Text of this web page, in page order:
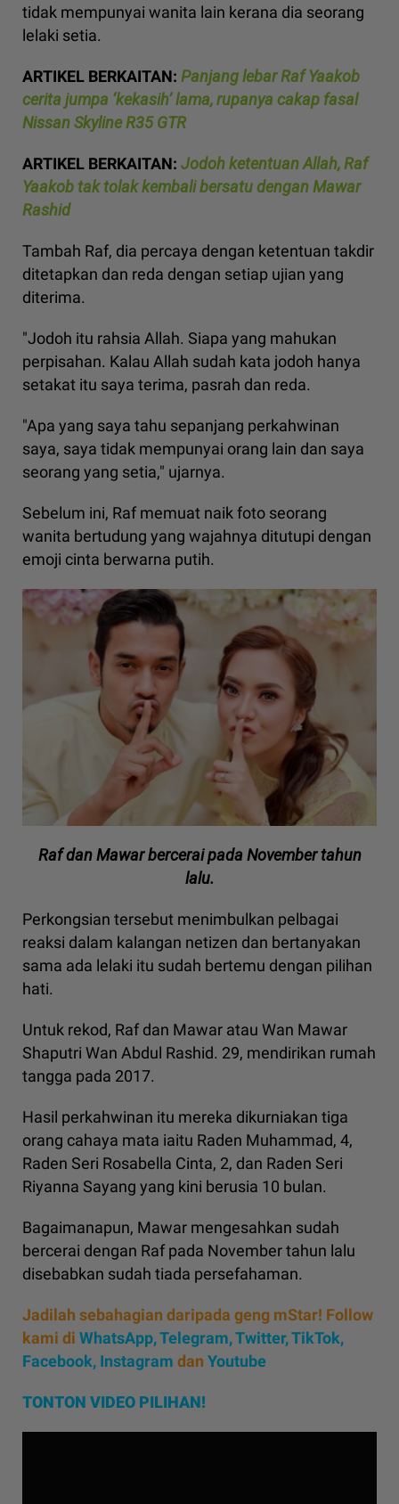
tidak mempunyai wanita lain kerana dia seorang
lelaki setia.
ARTIKEL BERKAITAN: Panjang lebar Raf Yaakob
cerita jumpa ‘kekasih’ lama, rupanya cakap fasal
Nissan Skyline R35 GTR
ARTIKEL BERKAITAN: Jodoh ketentuan Allah, Raf
Yaakob tak tolak kembali bersatu dengan Mawar
Rashid
Tambah Raf, dia percaya dengan ketentuan takdir
ditetapkan dan reda dengan setiap ujian yang
diterima.
"Jodoh itu rahsia Allah. Siapa yang mahukan
perpisahan. Kalau Allah sudah kata jodoh hanya
setakat itu saya terima, pasrah dan reda.
"Apa yang saya tahu sepanjang perkahwinan
saya, saya tidak mempunyai orang lain dan saya
seorang yang setia," ujarnya.
Sebelum ini, Raf memuat naik foto seorang
wanita bertudung yang wajahnya ditutupi dengan
emoji cinta berwarna putih.
Raf dan Mawar bercerai pada November tahun
lalu.
Perkongsian tersebut menimbulkan pelbagai
reaksi dalam kalangan netizen dan bertanyakan
sama ada lelaki itu sudah bertemu dengan pilihan
hati.
Untuk rekod, Raf dan Mawar atau Wan Mawar
Shaputri Wan Abdul Rashid. 29, mendirikan rumah
tangga pada 2017.
Hasil perkahwinan itu mereka dikurniakan tiga
orang cahaya mata iaitu Raden Muhammad, 4,
Raden Seri Rosabella Cinta, 2, dan Raden Seri
Riyanna Sayang yang kini berusia 10 bulan.
Bagaimanapun, Mawar mengesahkan sudah
bercerai dengan Raf pada November tahun lalu
disebabkan sudah tiada persefahaman.
Jadilah sebahagian daripada geng mStar! Follow
kami di WhatsApp,Telegram,Twitter,TikTok,
Facebook, Instagram dan Youtube
TONTON VIDEO PILIHAN!